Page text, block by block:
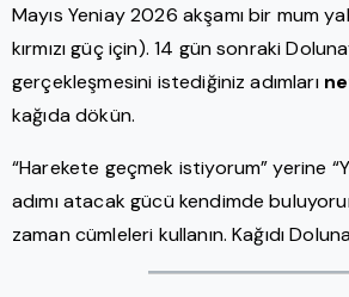
Mayıs Yeniay 2026 akşamı bir mum
kırmızı güç için). 14 gün sonraki
gerçekleşmesini istediğiniz adımları
kağıda dökün.
“Harekete geçmek istiyorum” yerine
adımı atacak gücü kendimde
zaman cümleleri kullanın. Kağıdı